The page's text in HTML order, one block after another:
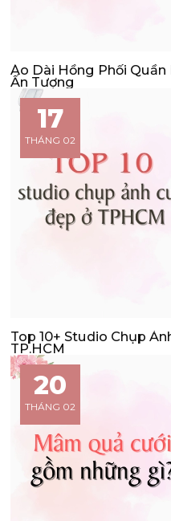
Áo Dài Hồng Phối
Ấn Tượng
17
THÁNG 02
Top 10+ Studio Chụp
TP.HCM
20
THÁNG 02